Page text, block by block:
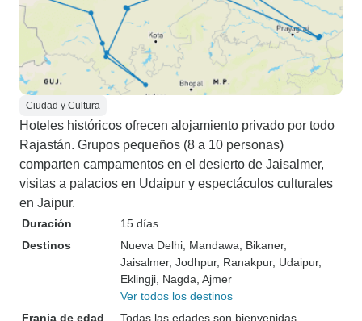
Ciudad y Cultura
Hoteles históricos ofrecen alojamiento privado por todo
Rajastán. Grupos pequeños (8 a 10 personas)
comparten campamentos en el desierto de Jaisalmer,
visitas a palacios en Udaipur y espectáculos culturales
en Jaipur.
Duración
15 días
Destinos
Nueva Delhi , Mandawa , Bikaner,
Jaisalmer, Jodhpur, Ranakpur, Udaipur,
Eklingji , Nagda , Ajmer
Ver todos los destinos
Franja de edad
Todas las edades son bienvenidas